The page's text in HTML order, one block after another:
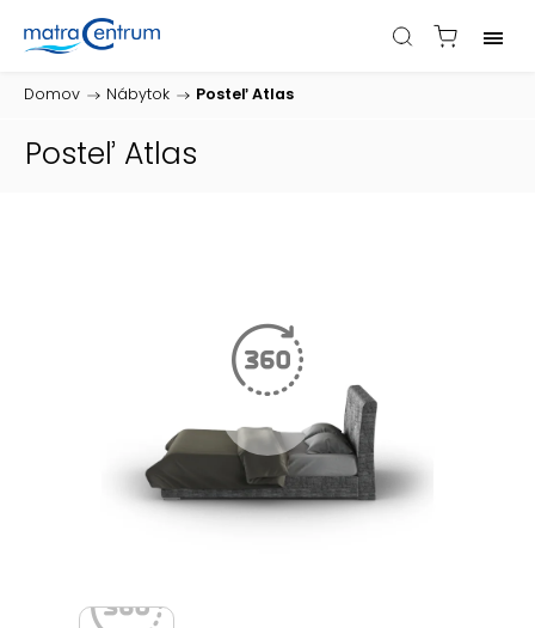
Domov / Nábytok / Posteľ Atlas
Posteľ Atlas